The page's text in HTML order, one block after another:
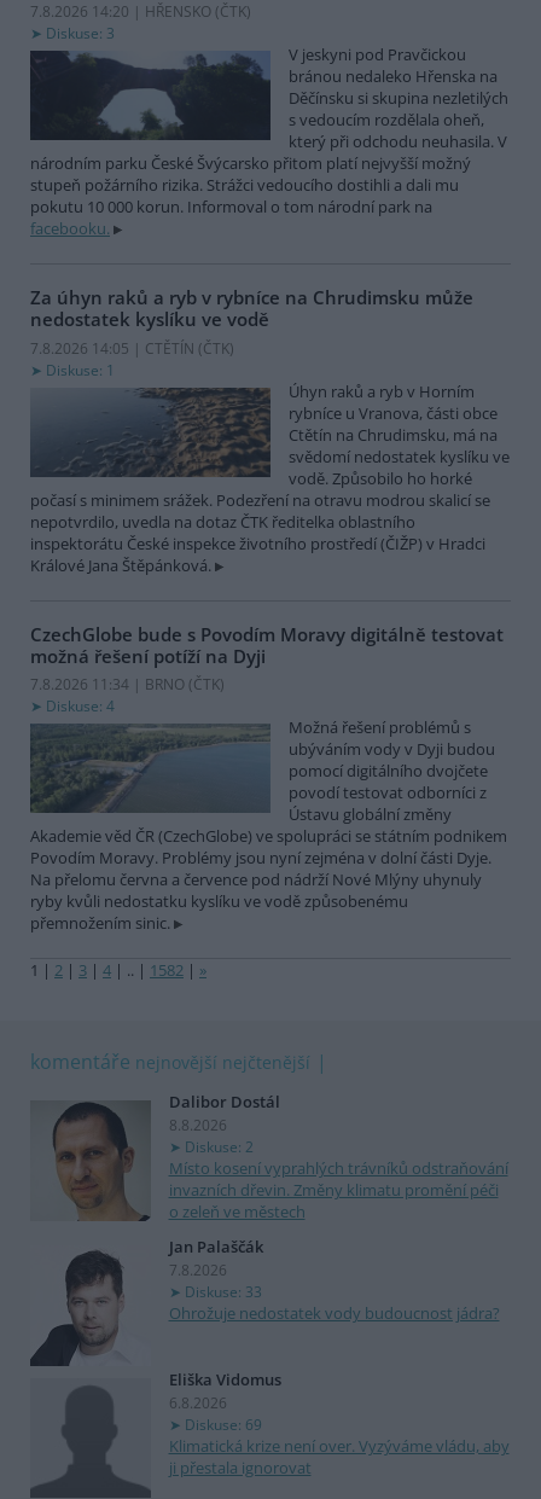
7.8.2026 14:20 | HŘENSKO (ČTK)
Diskuse: 3
V jeskyni pod Pravčickou
bránou nedaleko Hřenska na
Děčínsku si skupina nezletilých
s vedoucím rozdělala oheň,
který při odchodu neuhasila. V
národním parku České Švýcarsko přitom platí nejvyšší možný
stupeň požárního rizika. Strážci vedoucího dostihli a dali mu
pokutu 10 000 korun. Informoval o tom národní park na
facebooku.
Za úhyn raků a ryb v rybníce na Chrudimsku může
nedostatek kyslíku ve vodě
7.8.2026 14:05 | CTĚTÍN (ČTK)
Diskuse: 1
Úhyn raků a ryb v Horním
rybníce u Vranova, části obce
Ctětín na Chrudimsku, má na
svědomí nedostatek kyslíku ve
vodě. Způsobilo ho horké
počasí s minimem srážek. Podezření na otravu modrou skalicí se
nepotvrdilo, uvedla na dotaz ČTK ředitelka oblastního
inspektorátu České inspekce životního prostředí (ČIŽP) v Hradci
Králové Jana Štěpánková.
CzechGlobe bude s Povodím Moravy digitálně testovat
možná řešení potíží na Dyji
7.8.2026 11:34 | BRNO (ČTK)
Diskuse: 4
Možná řešení problémů s
ubýváním vody v Dyji budou
pomocí digitálního dvojčete
povodí testovat odborníci z
Ústavu globální změny
Akademie věd ČR (CzechGlobe) ve spolupráci se státním podnikem
Povodím Moravy. Problémy jsou nyní zejména v dolní části Dyje.
Na přelomu června a července pod nádrží Nové Mlýny uhynuly
ryby kvůli nedostatku kyslíku ve vodě způsobenému
přemnožením sinic.
1 | 2 | 3 | 4 | .. | 1582 | »
komentáře nejnovější nejčtenější
Dalibor Dostál
8.8.2026
Diskuse: 2
Místo kosení vyprahlých trávníků odstraňování
invazních dřevin. Změny klimatu promění péči
o zeleň ve městech
Jan Palaščák
7.8.2026
Diskuse: 33
Ohrožuje nedostatek vody budoucnost jádra?
Eliška Vidomus
6.8.2026
Diskuse: 69
Klimatická krize není over. Vyzýváme vládu, aby
ji přestala ignorovat